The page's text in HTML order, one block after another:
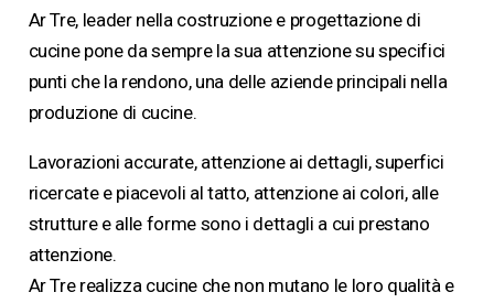
Ar Tre, leader nella costruzione e progettazione di
cucine pone da sempre la sua attenzione su specifici
punti che la rendono, una delle aziende principali nella
produzione di cucine.
Lavorazioni accurate, attenzione ai dettagli, superfici
ricercate e piacevoli al tatto, attenzione ai colori, alle
strutture e alle forme sono i dettagli a cui prestano
attenzione.
Ar Tre realizza cucine che non mutano le loro qualità e